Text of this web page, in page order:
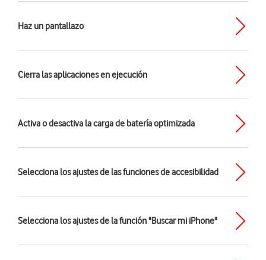
Haz un pantallazo
Cierra las aplicaciones en ejecución
Activa o desactiva la carga de batería optimizada
Selecciona los ajustes de las funciones de accesibilidad
Selecciona los ajustes de la función "Buscar mi iPhone"